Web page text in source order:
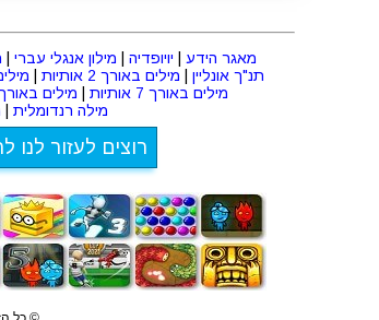
מאגר הידע יויופדיה מילון אנגלי עברי
תנ"ך אונליין
מילים באורך 2 אותיות מילים
מילים באורך 7 אותיות
מילים באורך 8
מילה רנדומלית
רוצים לעזור